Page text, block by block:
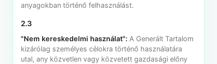
anyagokban történő felhasználást.
2.3
"Nem kereskedelmi használat": A Generált Tartalom
kizárólag személyes célokra történő használatára
utal, any közvetlen vagy közvetett gazdasági előny